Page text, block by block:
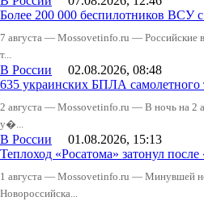
Более 200 000 беспилотников
7 августа — Mossovetinfo.ru — Российские
т...
В России 02.08.2026, 08:48
635 украинских БПЛА
2 августа — Mossovetinfo.ru — В ночь на 2
у�...
В России 01.08.2026, 15:13
Теплоход «Росатома» затонул
1 августа — Mossovetinfo.ru — Минувшей
Новороссийска...